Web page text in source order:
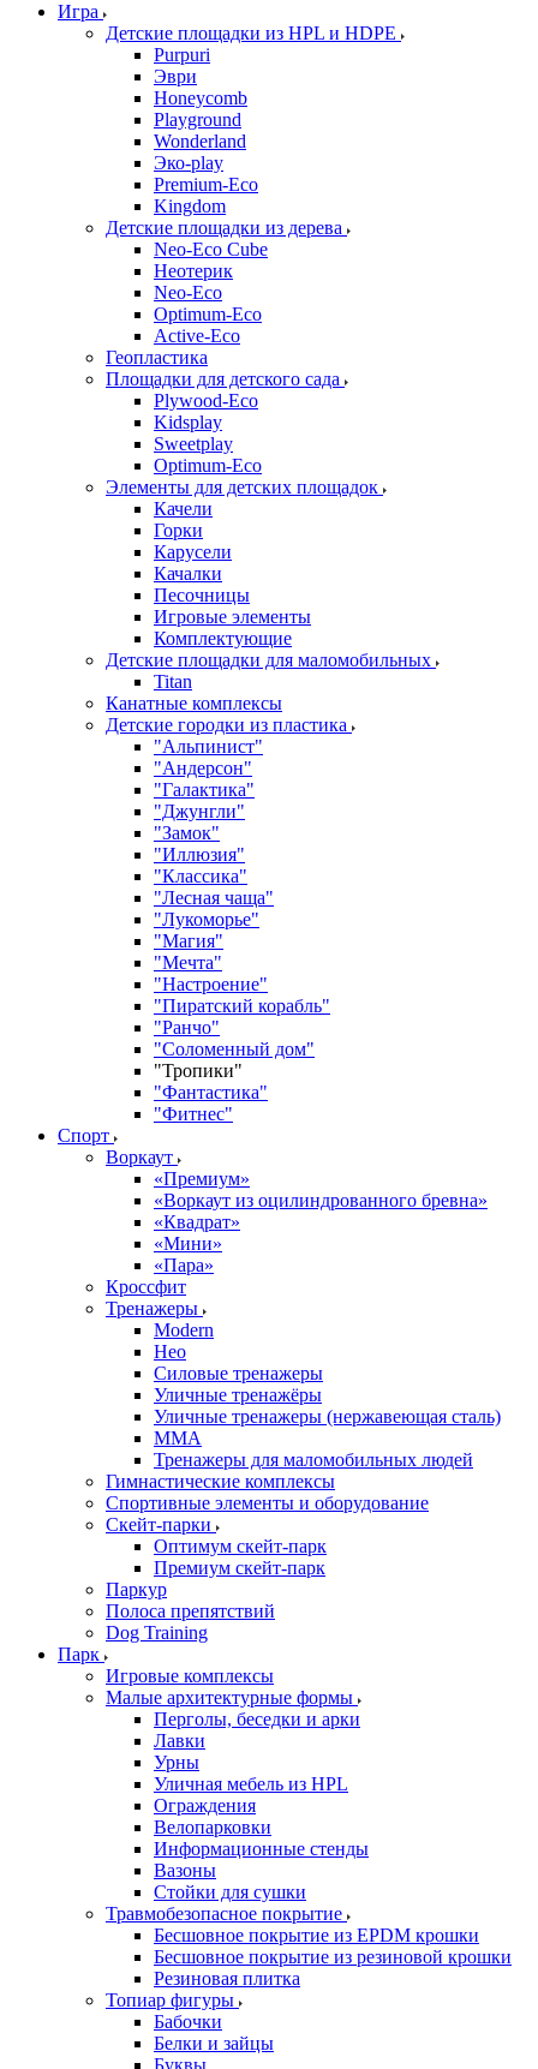
Игра
Детские площадки из HPL и HDPE
Purpuri
Эври
Honeycomb
Playground
Wonderland
Эко-play
Premium-Eco
Kingdom
Детские площадки из дерева
Neo-Eco Cube
Неотерик
Neo-Eco
Оptimum-Еco
Active-Eco
Геопластика
Площадки для детского сада
Plywood-Eco
Kidsplay
Sweetplay
Оptimum-Еco
Элементы для детских площадок
Качели
Горки
Карусели
Качалки
Песочницы
Игровые элементы
Комплектующие
Детские площадки для маломобильных
Titan
Канатные комплексы
Детские городки из пластика
"Альпинист"
"Андерсон"
"Галактика"
"Джунгли"
"Замок"
"Иллюзия"
"Классика"
"Лесная чаща"
"Лукоморье"
"Магия"
"Мечта"
"Настроение"
"Пиратский корабль"
"Ранчо"
"Соломенный дом"
"Тропики"
"Фантастика"
"Фитнес"
Спорт
Воркаут
«Премиум»
«Воркаут из оцилиндрованного бревна»
«Квадрат»
«Мини»
«Пара»
Кроссфит
Тренажеры
Modern
Нео
Силовые тренажеры
Уличные тренажёры
Уличные тренажеры (нержавеющая сталь)
ММА
Тренажеры для маломобильных людей
Гимнастические комплексы
Спортивные элементы и оборудование
Скейт-парки
Оптимум скейт-парк
Премиум скейт-парк
Паркур
Полоса препятствий
Dog Training
Парк
Игровые комплексы
Малые архитектурные формы
Перголы, беседки и арки
Лавки
Урны
Уличная мебель из HPL
Ограждения
Велопарковки
Информационные стенды
Вазоны
Стойки для сушки
Травмобезопасное покрытие
Бесшовное покрытие из EPDM крошки
Бесшовное покрытие из резиновой крошки
Резиновая плитка
Топиар фигуры
Бабочки
Белки и зайцы
Буквы